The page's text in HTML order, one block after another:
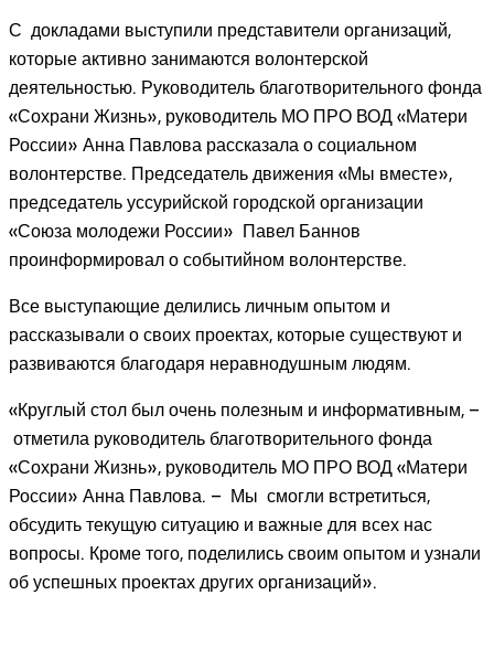
С докладами выступили представители организаций,
которые активно занимаются волонтерской
деятельностью. Руководитель благотворительного фонда
«Сохрани Жизнь», руководитель МО ПРО ВОД «Матери
России» Анна Павлова рассказала о социальном
волонтерстве. Председатель движения «Мы вместе»,
председатель уссурийской городской организации
«Союза молодежи России» Павел Баннов
проинформировал о событийном волонтерстве.
Все выступающие делились личным опытом и
рассказывали о своих проектах, которые существуют и
развиваются благодаря неравнодушным людям.
«Круглый стол был очень полезным и информативным, –
отметила руководитель благотворительного фонда
«Сохрани Жизнь», руководитель МО ПРО ВОД «Матери
России» Анна Павлова. – Мы смогли встретиться,
обсудить текущую ситуацию и важные для всех нас
вопросы. Кроме того, поделились своим опытом и узнали
об успешных проектах других организаций».